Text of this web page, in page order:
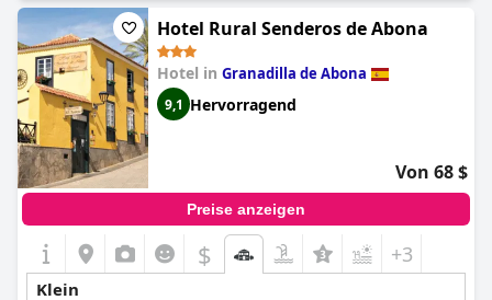
Hotel Rural Senderos de Abona
Hotel in Granadilla de Abona
9,1 Hervorragend
Von 68 $
Preise anzeigen
$ +3
Klein